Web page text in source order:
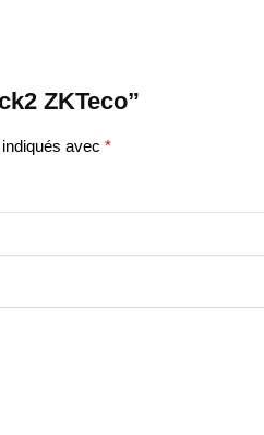
ZKTeco”
indiqués avec*